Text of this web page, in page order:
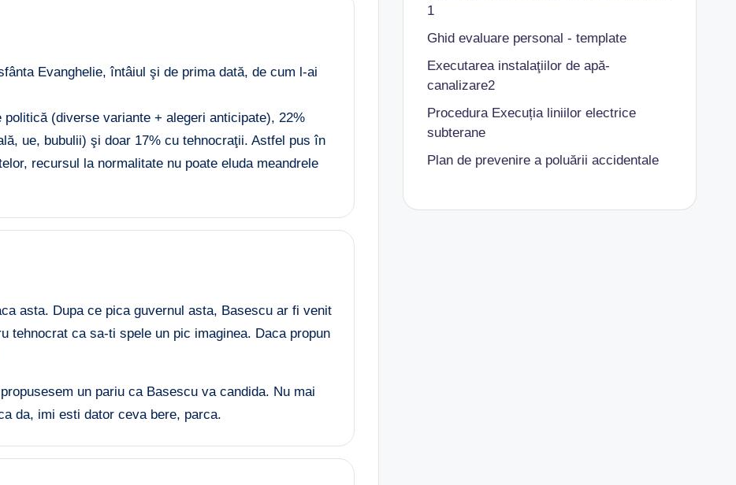
Evanghelie, întâiul şi de prima dată, de cum l-ai
politică (diverse variante + alegeri anticipate), 22%
ue, bubulii) şi doar 17% cu tehnocraţii. Astfel pus în
recursul la normalitate nu poate eluda meandrele
asta. Dupa ce pica guvernul asta, Basescu ar fi venit
tehnocrat ca sa-ti spele un pic imaginea. Daca propun
un pariu ca Basescu va candida. Nu mai
da, imi esti dator ceva bere, parca.
1
Ghid evaluare personal - template
Executarea instalaţiilor de apă-
canalizare2
Procedura Execuția liniilor electrice
subterane
Plan de prevenire a poluării accidentale